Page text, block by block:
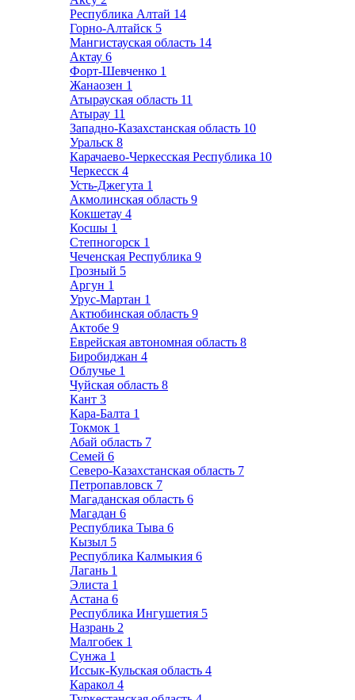
Республика Алтай 14
Горно-Алтайск 5
Мангистауская область 14
Актау 6
Форт-Шевченко 1
Жанаозен 1
Атырауская область 11
Атырау 11
Западно-Казахстанская область 10
Уральск 8
Карачаево-Черкесская Республика 10
Черкесск 4
Усть-Джегута 1
Акмолинская область 9
Кокшетау 4
Косшы 1
Степногорск 1
Чеченская Республика 9
Грозный 5
Аргун 1
Урус-Мартан 1
Актюбинская область 9
Актобе 9
Еврейская автономная область 8
Биробиджан 4
Облучье 1
Чуйская область 8
Кант 3
Кара-Балта 1
Токмок 1
Абай область 7
Семей 6
Северо-Казахстанская область 7
Петропавловск 7
Магаданская область 6
Магадан 6
Республика Тыва 6
Кызыл 5
Республика Калмыкия 6
Лагань 1
Элиста 1
Астана 6
Республика Ингушетия 5
Назрань 2
Малгобек 1
Сунжа 1
Иссык-Кульская область 4
Каракол 4